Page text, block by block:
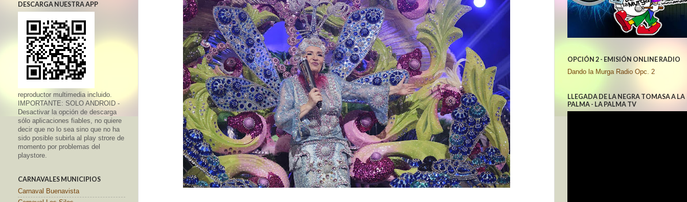
DESCARGA NUESTRA APP
reproductor multimedia incluido.
IMPORTANTE: SOLO ANDROID -
Desactivar la opción de descarga
sólo aplicaciones fiables, no quiere
decir que no lo sea sino que no ha
sido posible subirla al play strore de
momento por problemas del
playstore.
CARNAVALES MUNICIPIOS
Carnaval Buenavista
OPCIÓN 2 - EMISIÓN ONLINE RADIO
Dando la Murga Radio Opc. 2
LLEGADA DE LA NEGRA TOMASA A LA
PALMA - LA PALMA TV